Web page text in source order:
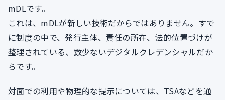
mDLです。
これは、mDLが新しい技術だからではありません。すで
に制度の中で、発行主体、責任の所在、法的位置づけが
整理されている、数少ないデジタルクレデンシャルだか
らです。
対面での利用や物理的な提示については、TSAなどを通